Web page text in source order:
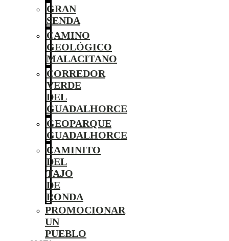
GRAN
SENDA
CAMINO
GEOLÓGICO
MALACITANO
CORREDOR
VERDE
DEL
GUADALHORCE
GEOPARQUE
GUADALHORCE
CAMINITO
DEL
TAJO
DE
RONDA
PROMOCIONAR
UN
PUEBLO